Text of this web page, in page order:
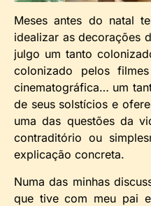
Meses antes do natal
idealizar as decorações
julgo um tanto
colonizado pelos
cinematográfica… um
de seus solstícios e
uma das questões da
contraditório ou
explicação concreta.
Numa das minhas
que tive com meu pai